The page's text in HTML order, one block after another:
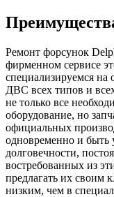
Ремонт форсунок
фирменном сервисе
специализируемся
ДВС всех типов и
не только все
оборудование, но
официальных
одновременно и быть
долговечности,
востребованных из
предлагать их своим
низким, чем в